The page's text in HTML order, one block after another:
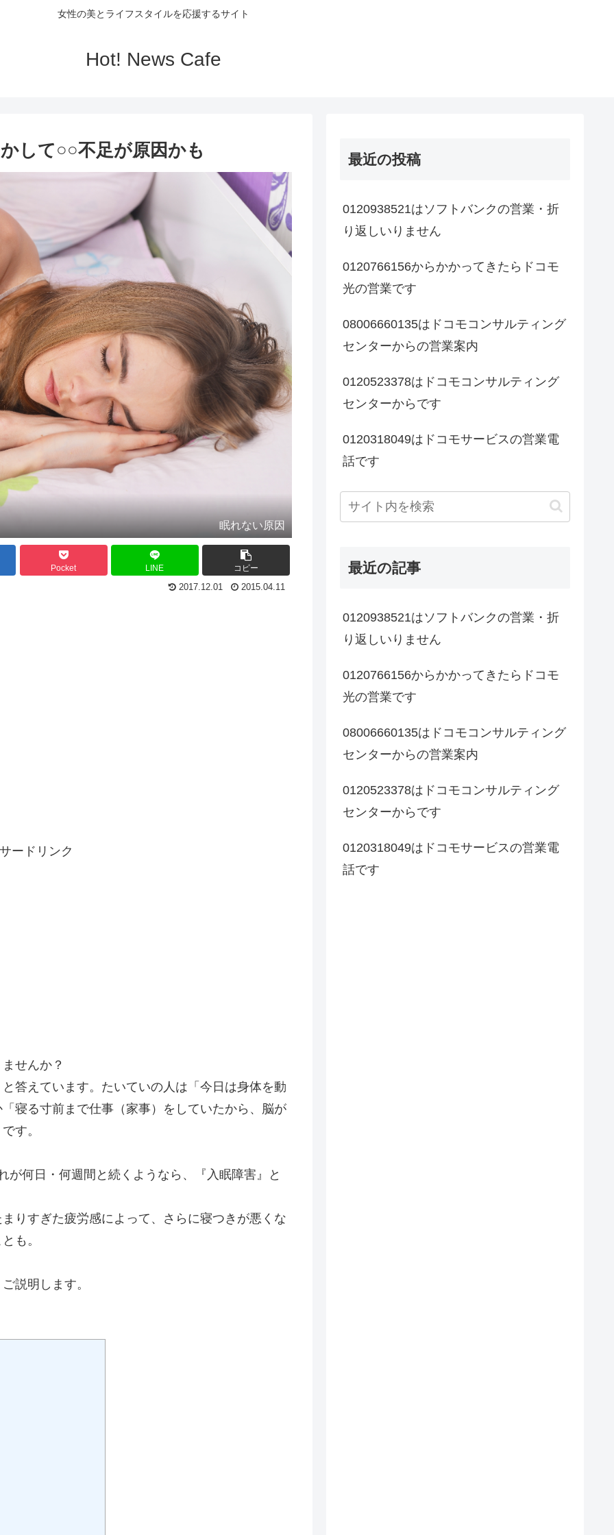
女性の美とライフスタイルを応援するサイト
Hot! News Cafe
して○○不足が原因かも
眠れない原因
Pocket LINE コピー
2017.12.01 2015.04.11
ードリンク
せんか？
答えています。たいていの人は「今日は身体を動
寝る寸前まで仕事（家事）をしていたから、脳が
す。
何日・何週間と続くようなら、『入眠障害』と
りすぎた疲労感によって、さらに寝つきが悪くな
も。
説明します。
最近の投稿
0120938521はソフトバンクの営業・折
り返しいりません
0120766156からかかってきたらドコモ
光の営業です
08006660135はドコモコンサルティング
センターからの営業案内
0120523378はドコモコンサルティング
センターからです
0120318049はドコモサービスの営業電
話です
最近の記事
0120938521はソフトバンクの営業・折
り返しいりません
0120766156からかかってきたらドコモ
光の営業です
08006660135はドコモコンサルティング
センターからの営業案内
0120523378はドコモコンサルティング
センターからです
0120318049はドコモサービスの営業電
話です